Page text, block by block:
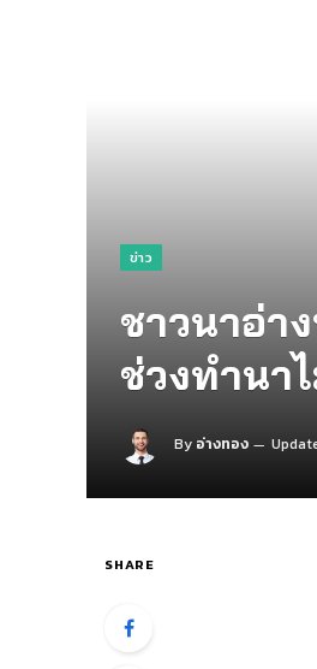
ข่าว
ชาวนาอ่า
ช่วงทำนา
By อ่างทอง
SHARE